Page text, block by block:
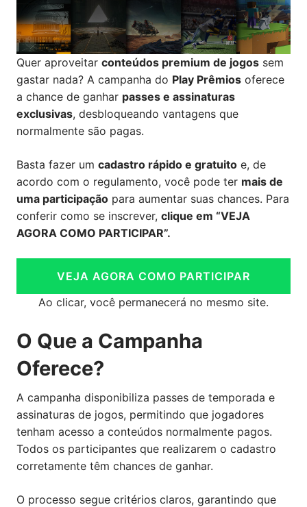
Quer aproveitar conteúdos premium de jogos sem
gastar nada? A campanha do Play Prêmios oferece
a chance de ganhar passes e assinaturas
exclusivas, desbloqueando vantagens que
normalmente são pagas.
Basta fazer um cadastro rápido e gratuito e, de
acordo com o regulamento, você pode ter mais de
uma participação para aumentar suas chances. Para
conferir como se inscrever, clique em “VEJA
AGORA COMO PARTICIPAR”.
VEJA AGORA COMO PARTICIPAR
Ao clicar, você permanecerá no mesmo site.
O Que a Campanha
Oferece?
A campanha disponibiliza passes de temporada e
assinaturas de jogos, permitindo que jogadores
tenham acesso a conteúdos normalmente pagos.
Todos os participantes que realizarem o cadastro
corretamente têm chances de ganhar.
O processo segue critérios claros, garantindo que